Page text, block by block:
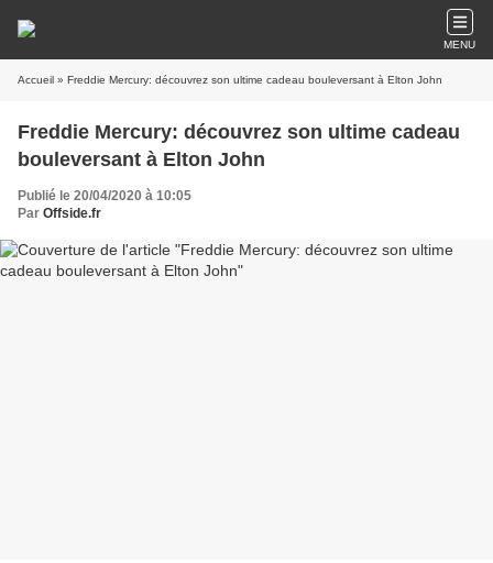
MENU
Accueil » Freddie Mercury: découvrez son ultime cadeau bouleversant à Elton John
Freddie Mercury: découvrez son ultime cadeau
bouleversant à Elton John
Publié le 20/04/2020 à 10:05
Par Offside.fr